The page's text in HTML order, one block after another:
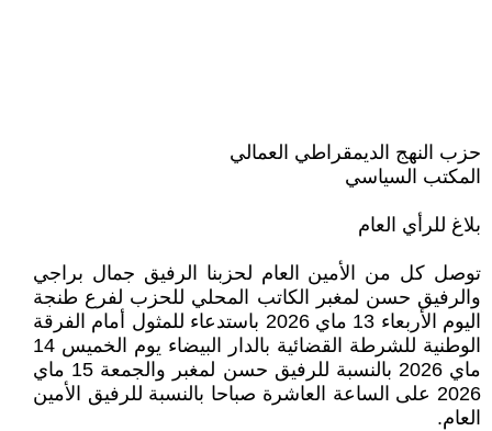
حزب النهج الديمقراطي العمالي
المكتب السياسي
بلاغ للرأي العام
توصل كل من الأمين العام لحزبنا الرفيق جمال براجي
والرفيق حسن لمغبر الكاتب المحلي للحزب لفرع طنجة
اليوم الأربعاء 13 ماي 2026 باستدعاء للمثول أمام الفرقة
الوطنية للشرطة القضائية بالدار البيضاء يوم الخميس 14
ماي 2026 بالنسبة للرفيق حسن لمغبر والجمعة 15 ماي
2026 على الساعة العاشرة صباحا بالنسبة للرفيق الأمين
العام.